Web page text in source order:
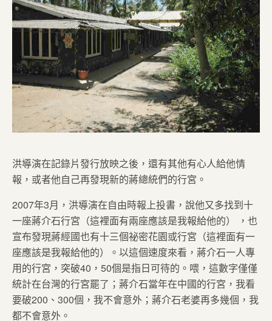
洪導演在記錄片發行放映之後，還有其他有心人給他情
報，或者他自己再發現新的蔣總統們的行宮。
2007年3月，洪導演在自由時報上投書，說他又多找到十
一座蔣介石行宮（這裡面有兩座應該是我報給他的） ，也
宣布發現蔣經國也有十三個祕密花園或行宮（這裡面有一
座應該是我報給他的）。以這個速度來看，蔣介石一人專
用的行宮，突破40，50個是指日可待的。喂，這數字僅僅
統計在台灣的行宮罷了；蔣介石當年在中國的行宮，我看
要破200、300個，我不會意外；蔣介石老婆再多幾個，我
都不會意外。